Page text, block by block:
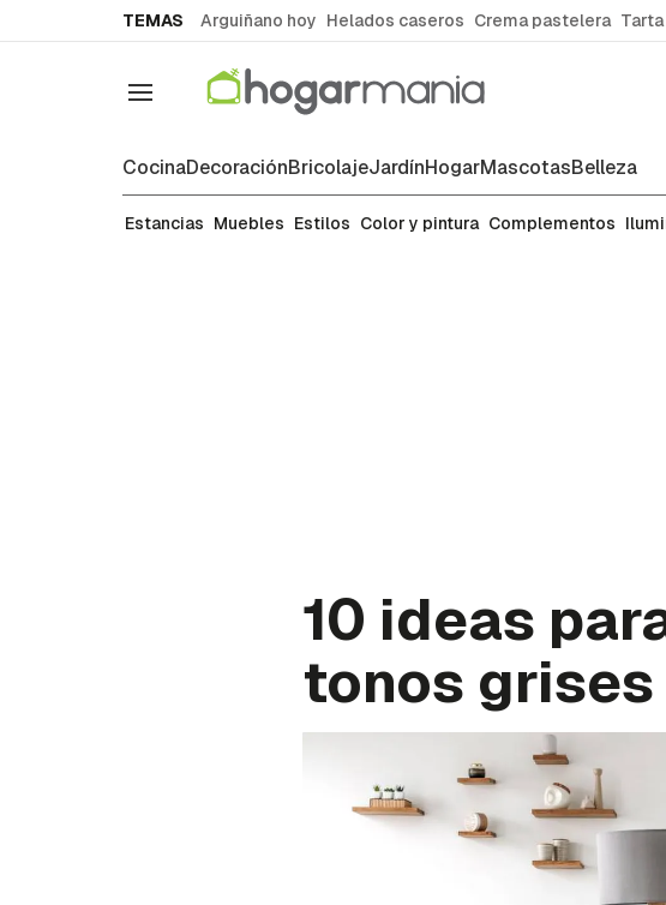
TEMAS Arguiñano hoy Helados caseros Crema pastelera
Navegación
CocinaDecoraciónBricolajeJardínHogarMascotasBelleza
Ideas para decorar cada estancia de tu
Estancias Muebles Estilos Color y pintura Complementos
10 ideas
tonos